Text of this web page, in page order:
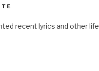
recent lyrics and other life